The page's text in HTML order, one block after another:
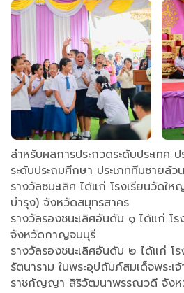
สำหรับผลการประกวดระดับประเทศ
ระดับประถมศึกษา ประเภททีมชายล้วน
รางวัลชนะเลิศ ได้แก่ โรงเรียนวัดใ
บำรุง) จังหวัดสมุทรสาคร
รางวัลรองชนะเลิศอันดับ ๑ ได้แก่ โ
จังหวัดกาญจนบุรี
รางวัลรองชนะเลิศอันดับ ๒ ได้แก่ โ
รัตนาราม ในพระอุปถัมภ์สมเด็จพระเ
ราชกัญญา สิริวัฒนาพรรณวดี จังห